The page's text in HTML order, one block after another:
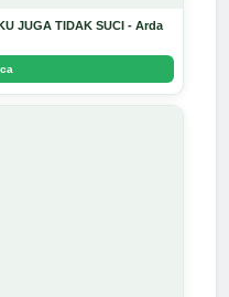
JUGA TIDAK SUCI - Arda